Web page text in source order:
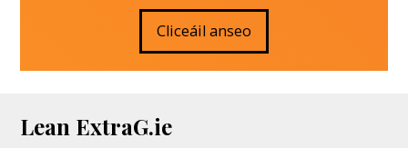
Cliceáil anseo
Lean ExtraG.ie